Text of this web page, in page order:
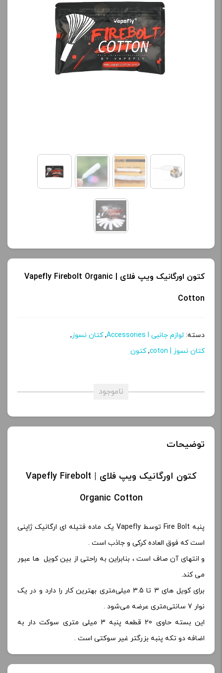
کتون اورگانیک ویپ فلای | Vapefly Firebolt Organic
Cotton
دسته: لوازم جانبی Accessories l ,کتان نسوز,
کتان نسوز | coton
,کتون
ناموجود
توضیحات
کتون اورگانیک ویپ فلای | Vapefly Firebolt
Organic Cotton
پنبه Fire Bolt توسط Vapefly یک ماده فتیله ای ارگانیک ژاپنی
است که فوق العاده کرکی و جاذب است .
و انتهای آن صاف است ، بنابراین به راحتی از بین کویل ها عبور
می کند.
برای کویل های 3 تا 3.5 میلی‌متری بهترین کار را دارد و در یک
نوار 7 سانتی‌متری عرضه می‌شود .
این بسته حاوی 20 قطعه پنبه 3 میلی متری سوکت دار به
اضافه دو تکه پنبه بزرگتر غیر سوکتی است .